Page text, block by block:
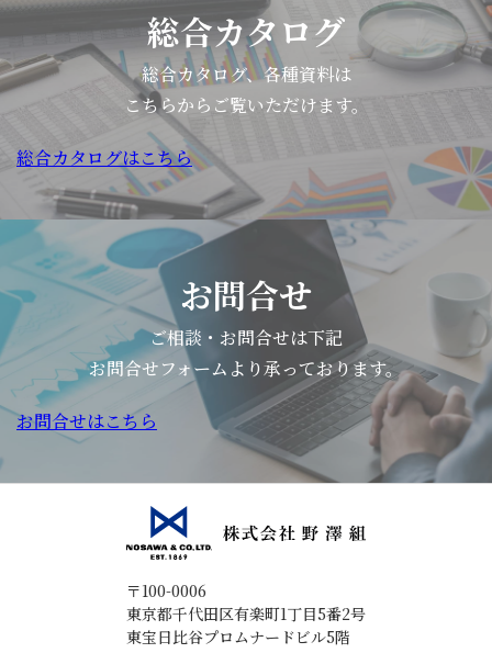
総合カタログ
総合カタログ、各種資料は
こちらからご覧いただけます。
総合カタログはこちら
お問合せ
ご相談・お問合せは下記
お問合せフォームより承っております。
お問合せはこちら
〒100-0006
東京都千代田区有楽町1丁目5番2号
東宝日比谷プロムナードビル5階